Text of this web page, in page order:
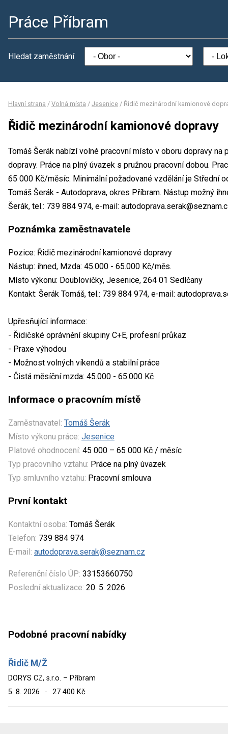
Práce Příbram
Hledat zaměstnání
Hlavní strana / Volná místa / Jesenice / Řidič mezinárodní kamionové
Řidič mezinárodní kamionové dopravy
Tomáš Šerák nabízí volné pracovní místo v oboru dopravy
dopravy. Práce na plný úvazek s pružnou pracovní dobou.
65 000 Kč/měsíc. Minimální požadované vzdělání je Střední
Tomáš Šerák - Autodoprava, okres Příbram. Nástup možný
Šerák, tel.: 739 884 974, e-mail:
Poznámka zaměstnavatele
Pozice: Řidič mezinárodní kamionové dopravy
Nástup: ihned, Mzda: 45.000 - 65.000 Kč/měs.
Místo výkonu: Doublovičky, Jesenice, 264 01 Sedlčany
Kontakt: Šerák Tomáš, tel.: 739 884 974, e-mail:
Upřesňující informace:
- Řidičské oprávnění skupiny C+E, profesní průkaz
- Praxe výhodou
- Možnost volných víkendů a stabilní práce
- Čistá měsíční mzda: 45.000 - 65.000 Kč
Informace o pracovním místě
Zaměstnavatel: Tomáš Šerák
Místo výkonu práce: Jesenice
Platové ohodnocení: 45 000 – 65 000 Kč / měsíc
Typ pracovního vztahu: Práce na plný úvazek
Typ smluvního vztahu: Pracovní smlouva
První kontakt
Kontaktní osoba: Tomáš Šerák
Telefon: 739 884 974
E-mail: autodoprava.serak@seznam.cz
Referenční číslo ÚP: 33153660750
Poslední aktualizace: 20. 5. 2026
Podobné pracovní nabídky
Řidič M/Ž
DORYS CZ, s.r.o. – Příbram
5. 8. 2026
· 27 400 Kč